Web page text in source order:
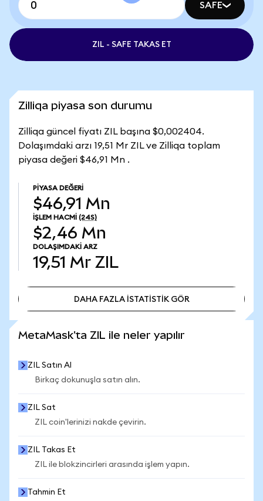
SAFE
ZIL - SAFE TAKAS ET
Zilliqa piyasa son durumu
Zilliqa güncel fiyatı ZIL başına $0,002404.
Dolaşımdaki arzı 19,51 Mr ZIL ve Zilliqa toplam
piyasa değeri $46,91 Mn .
PIYASA DEĞERI
$46,91 Mn
İŞLEM HACMI (24S)
$2,46 Mn
DOLAŞIMDAKI ARZ
19,51 Mr ZIL
DAHA FAZLA İSTATİSTİK GÖR
MetaMask'ta ZIL ile neler yapılır
ZIL Satın Al
Birkaç dokunuşla satın alın.
ZIL Sat
ZIL coin'lerinizi nakde çevirin.
ZIL Takas Et
ZIL ile blokzincirleri arasında işlem yapın.
Tahmin Et